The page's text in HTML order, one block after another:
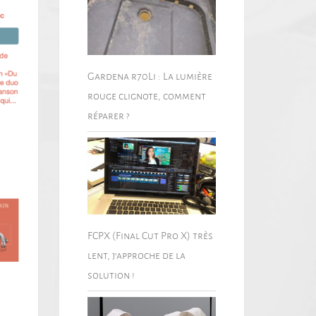
Gardena r70Li : La lumière
rouge clignote, comment
réparer ?
FCPX (Final Cut Pro X) très
lent, j’approche de la
solution !